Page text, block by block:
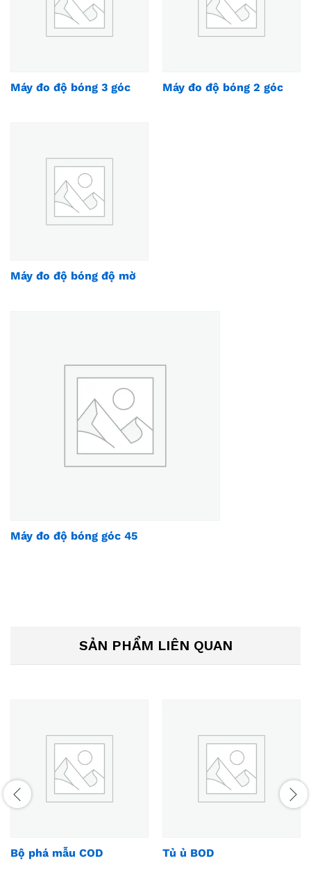
Máy đo độ bóng 3 góc Máy đo độ bóng 2 góc
Máy đo độ bóng độ mờ
Máy đo độ bóng góc 45
SẢN PHẨM LIÊN QUAN
Bộ phá mẫu COD Tủ ủ BOD